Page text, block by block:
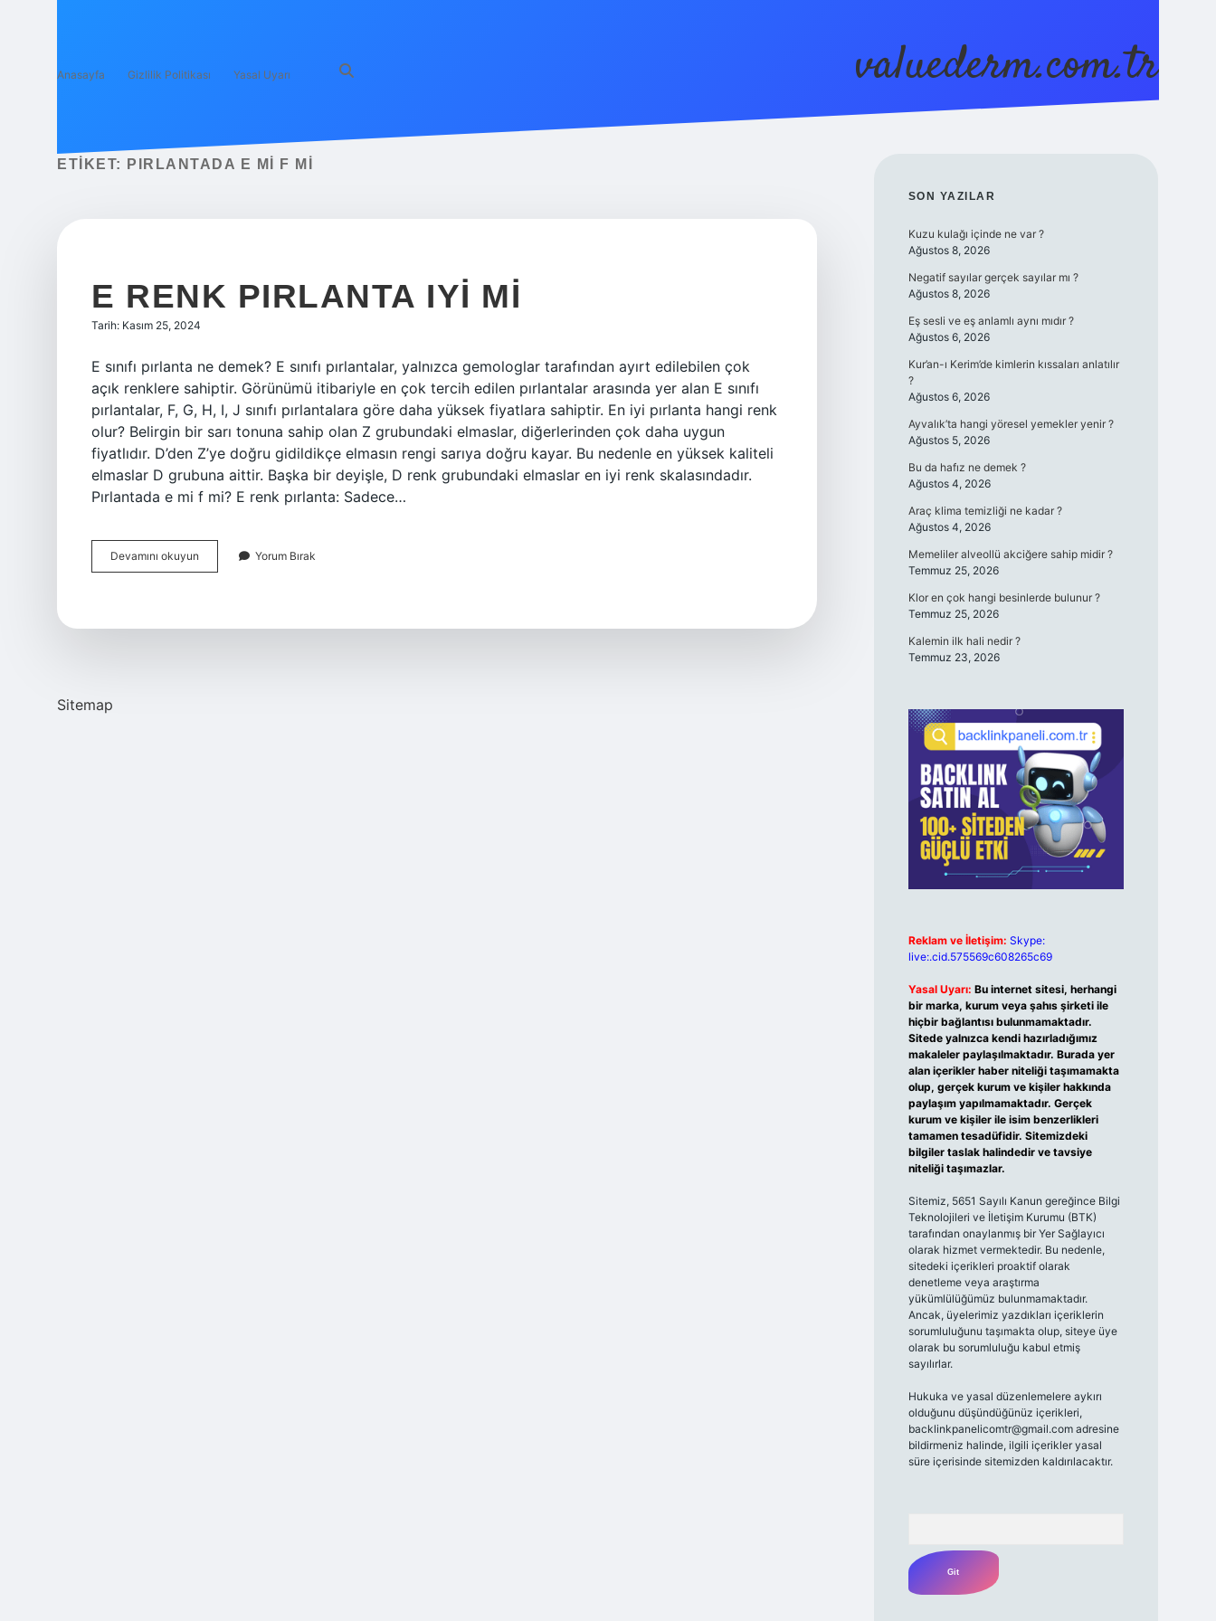
Anasayfa Gizlilik Politikası Yasal Uyarı valuederm.com.tr
ETIKET: PIRLANTADA E MI F MI
E RENK PIRLANTA IYI MI
Tarih: Kasım 25, 2024
E sınıfı pırlanta ne demek? E sınıfı pırlantalar, yalnızca gemologlar tarafından ayırt edilebilen çok
açık renklere sahiptir. Görünümü itibariyle en çok tercih edilen pırlantalar arasında yer alan E sınıfı
pırlantalar, F, G, H, I, J sınıfı pırlantalara göre daha yüksek fiyatlara sahiptir. En iyi pırlanta hangi renk
olur? Belirgin bir sarı tonuna sahip olan Z grubundaki elmaslar, diğerlerinden çok daha uygun
fiyatlıdır. D’den Z’ye doğru gidildikçe elmasın rengi sarıya doğru kayar. Bu nedenle en yüksek kaliteli
elmaslar D grubuna aittir. Başka bir deyişle, D renk grubundaki elmaslar en iyi renk skalasındadır.
Pırlantada e mi f mi? E renk pırlanta: Sadece…
Devamını okuyun
Renk
Yorum Bırak
Sitemap
SIDEBAR
SON YAZILAR
Kuzu kulağı içinde ne var ?
Ağustos 8, 2026
Negatif sayılar gerçek sayılar mı ?
Ağustos 8, 2026
Eş sesli ve eş anlamlı aynı mıdır ?
Ağustos 6, 2026
Kur’an-ı Kerim’de kimlerin kıssaları anlatılır
?
Ağustos 6, 2026
Ayvalık’ta hangi yöresel yemekler yenir ?
Ağustos 5, 2026
Bu da hafız ne demek ?
Ağustos 4, 2026
Araç klima temizliği ne kadar ?
Ağustos 4, 2026
Memeliler alveollü akciğere sahip midir ?
Temmuz 25, 2026
Klor en çok hangi besinlerde bulunur ?
Temmuz 25, 2026
Kalemin ilk hali nedir ?
Temmuz 23, 2026
Reklam ve İletişim: Skype:
live:.cid.575569c608265c69
Yasal Uyarı: Bu internet sitesi, herhangi
bir marka, kurum veya şahıs şirketi ile
hiçbir bağlantısı bulunmamaktadır.
Sitede yalnızca kendi hazırladığımız
makaleler paylaşılmaktadır. Burada yer
alan içerikler haber niteliği taşımamakta
olup, gerçek kurum ve kişiler hakkında
paylaşım yapılmamaktadır. Gerçek
kurum ve kişiler ile isim benzerlikleri
tamamen tesadüfidir. Sitemizdeki
bilgiler taslak halindedir ve tavsiye
niteliği taşımazlar.
Sitemiz, 5651 Sayılı Kanun gereğince Bilgi
Teknolojileri ve İletişim Kurumu (BTK)
tarafından onaylanmış bir Yer Sağlayıcı
olarak hizmet vermektedir. Bu nedenle,
sitedeki içerikleri proaktif olarak
denetleme veya araştırma
yükümlülüğümüz bulunmamaktadır.
Ancak, üyelerimiz yazdıkları içeriklerin
sorumluluğunu taşımakta olup, siteye üye
olarak bu sorumluluğu kabul etmiş
sayılırlar.
Hukuka ve yasal düzenlemelere aykırı
olduğunu düşündüğünüz içerikleri,
backlinkpanelicomtr@gmail.comadresine
bildirmeniz halinde, ilgili içerikler yasal
süre içerisinde sitemizden kaldırılacaktır.